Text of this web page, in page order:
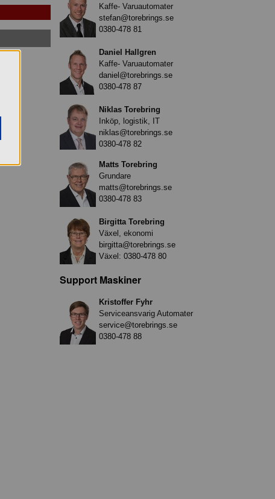
Kaffe- Varuautomater
stefan@torebrings.se
0380-478 81
Daniel Hallgren
Kaffe- Varuautomater
daniel@torebrings.se
0380-478 87
Niklas Torebring
Inköp, logistik, IT
niklas@torebrings.se
0380-478 82
Matts Torebring
Grundare
matts@torebrings.se
0380-478 83
Birgitta Torebring
Växel, ekonomi
birgitta@torebrings.se
Växel: 0380-478 80
Support Maskiner
Kristoffer Fyhr
Serviceansvarig Automater
service@torebrings.se
0380-478 88